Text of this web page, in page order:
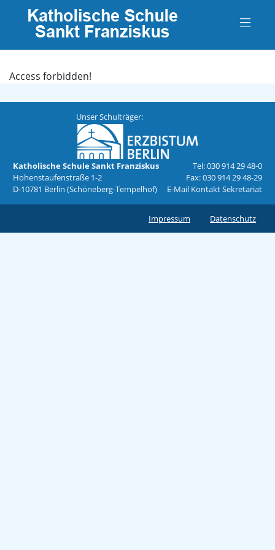
Access forbidden!
Unser Schulträger:
Katholische Schule Sankt Franziskus
Hohenstaufenstraße 1-2
D-10781 Berlin (Schöneberg-Tempelhof)
Tel: 030 914 29 48-0
Fax: 030 914 29 48-29
E-Mail Kontakt Sekretariat
Impressum Datenschutz